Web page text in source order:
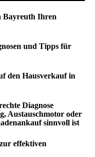
Bayreuth Ihren
und Tipps für
den Hausverkauf in
Diagnose
Austauschmotor oder
sinnvoll ist
effektiven